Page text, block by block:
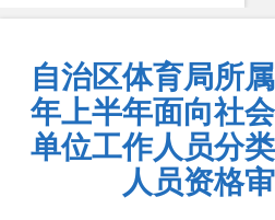
自治区体育局所
年上半年面向社
单位工作人员分
人员资格